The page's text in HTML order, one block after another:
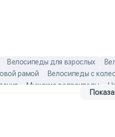
Велосипеды для взрослых
рамой Велосипеды с
Мужские велосипеды
Чешские велосипеды